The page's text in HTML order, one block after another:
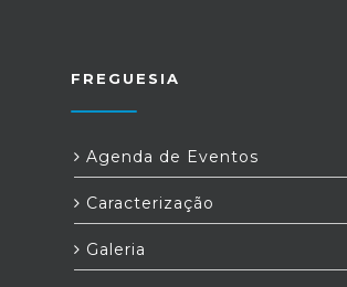
FREGUESIA
Agenda de Eventos
Caracterização
Galeria